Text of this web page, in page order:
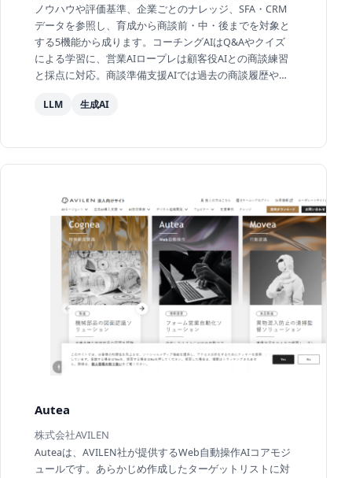
ノウハウや評価基準、企業ごとのナレッジ、SFA・CRM
データを参照し、育成から商談前・中・後までを対象と
する5機能から成ります。コーチングAIはQ&Aやクイズ
による学習に、営業AIロープレは顧客役AIとの商談練習
と採点に対応。商談準備支援AIでは過去の商談履歴や外
LLM
生成AI
Autea
株式会社AVILEN
Auteaは、AVILEN社が提供するWeb自動操作AIコアモジ
ュールです。あらかじめ作成したターゲットリストに対